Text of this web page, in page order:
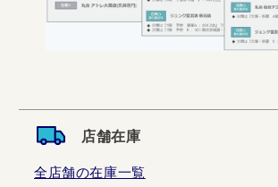
店舗在庫
全店舗の在庫一覧